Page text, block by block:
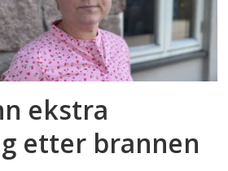
ekstra
etter brannen